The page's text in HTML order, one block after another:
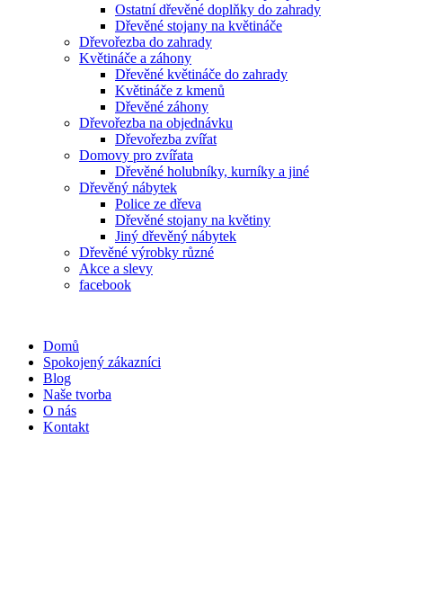
Ostatní dřevěné doplňky do zahrady
Dřevěné stojany na květináče
Dřevořezba do zahrady
Květináče a záhony
Dřevěné květináče do zahrady
Květináče z kmenů
Dřevěné záhony
Dřevořezba na objednávku
Dřevořezba zvířat
Domovy pro zvířata
Dřevěné holubníky, kurníky a jiné
Dřevěný nábytek
Police ze dřeva
Dřevěné stojany na květiny
Jiný dřevěný nábytek
Dřevěné výrobky různé
Akce a slevy
facebook
Domů
Spokojený zákazníci
Blog
Naše tvorba
O nás
Kontakt